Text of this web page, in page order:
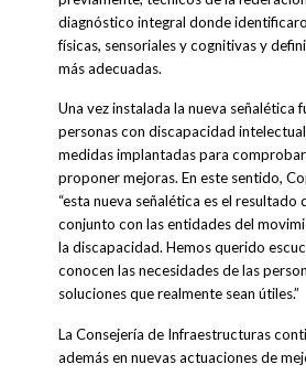
diagnóstico integral donde
físicas, sensoriales y cognitivas y
más adecuadas.
Una vez instalada la nueva señalética
personas con discapacidad
medidas implantadas para
proponer mejoras. En este sentido,
“esta nueva señalética es el resultado
conjunto con las entidades del
la discapacidad. Hemos querido
conocen las necesidades de las
soluciones que realmente sean útiles.”
La Consejería de Infraestructuras
además en nuevas actuaciones de